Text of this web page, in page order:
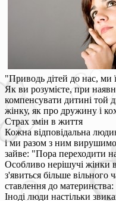
"Приводь дітей до нас, ми
Як ви розумієте, при
компенсувати дитині той
жінку, як про дружину і
Страх змін в життя
Кожна відповідальна
і ми разом з ним
зайве: "Пора переходити
Особливо нерішучі жінки
з'явиться більше вільного
ставлення до
Іноді люди настільки